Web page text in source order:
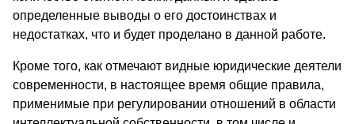
определенные выводы о его достоинствах и
недостатках, что и будет проделано в данной работе.
Кроме того, как отмечают видные юридические деятели
современности, в настоящее время общие правила,
применимые при регулировании отношений в области